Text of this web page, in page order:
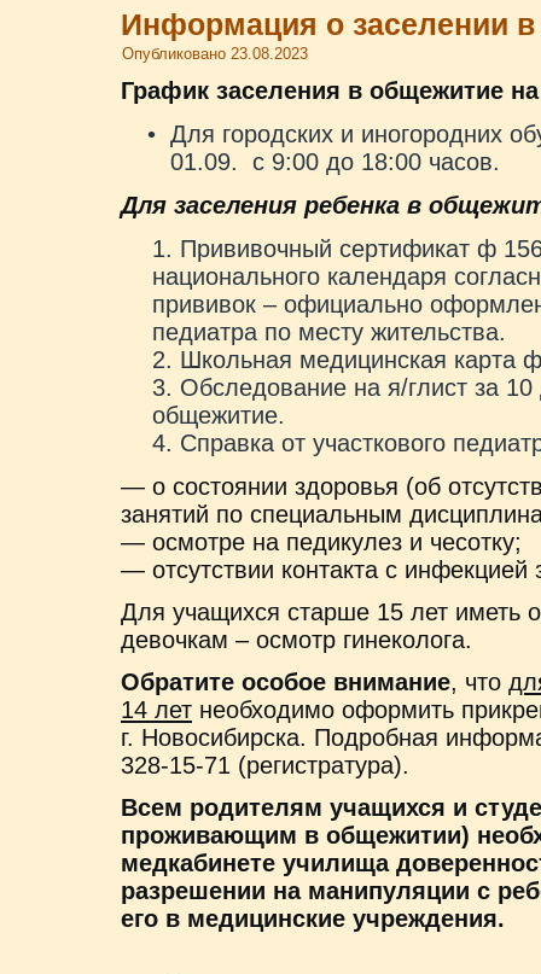
Информация о заселении
Опубликовано 23.08.2023
График заселения в общежитие
Для городских и иногородних
01.09. с 9:00 до 18:00 часов.
Для заселения ребенка в
Прививочный сертификат ф
национального календаря
прививок – официально
педиатра по месту жительства.
Школьная медицинская карта
Обследование на я/глист за
общежитие.
Справка от участкового
— о состоянии здоровья (об
занятий по специальным
— осмотре на педикулез и чесотку;
— отсутствии контакта с инфекцией
Для учащихся старше 15 лет иметь
девочкам – осмотр гинеколога.
Обратите особое внимание, что
14 лет необходимо оформить
г. Новосибирска. Подробная
328-15-71 (регистратура).
Всем родителям учащихся и
проживающим в общежитии)
медкабинете училища
разрешении на манипуляции с
его в медицинские учреждения.